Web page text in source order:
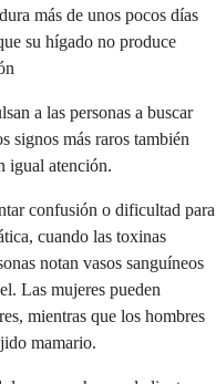
más de unos pocos días
su hígado no produce
a las personas a buscar
signos más raros también
igual atención.
confusión o dificultad para
cuando las toxinas
notan vasos sanguíneos
Las mujeres pueden
mientras que los hombres
mamario.